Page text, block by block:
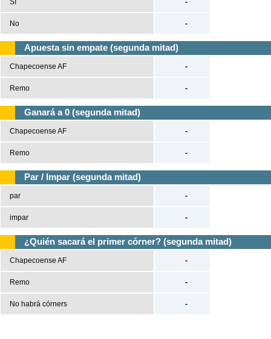
Sí
No
-
-
Apuesta sin empate (segunda mitad)
Chapecoense AF
Remo
-
-
Ganará a 0 (segunda mitad)
Chapecoense AF
Remo
-
-
Par / Impar (segunda mitad)
par
impar
-
-
¿Quién sacará el primer córner? (segunda mitad)
Chapecoense AF
Remo
No habrá córners
-
-
-